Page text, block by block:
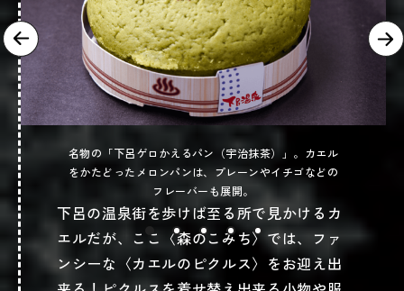
名物の「下呂ゲロかえるパン（宇治抹茶）」。カエル
をかたどったメロンパンは、プレーンやイチゴなどの
フレーバーも展開。
下呂の温泉街を歩けば至る所で見かけるカ
エルだが、ここ〈森のこみち〉では、ファ
ンシーな〈カエルのピクルス〉をお迎え出